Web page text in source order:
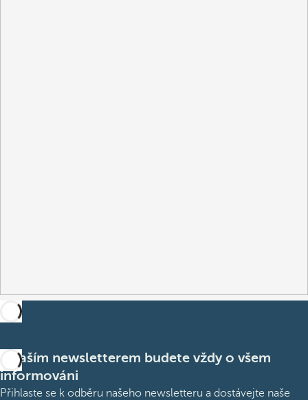
S naším newsletterem budete vždy o všem
informováni
Přihlaste se k odběru našeho newsletteru a dostávejte naše